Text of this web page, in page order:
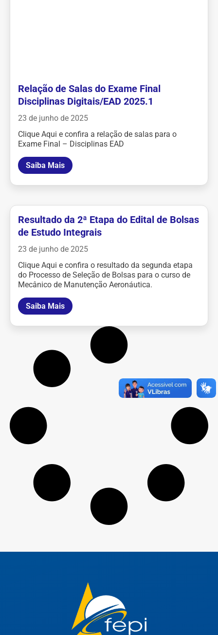
Relação de Salas do Exame Final
Disciplinas Digitais/EAD 2025.1
23 de junho de 2025
Clique Aqui e confira a relação de salas para o
Exame Final – Disciplinas EAD
Saiba Mais
Resultado da 2ª Etapa do Edital de Bolsas
de Estudo Integrais
23 de junho de 2025
Clique Aqui e confira o resultado da segunda etapa
do Processo de Seleção de Bolsas para o curso de
Mecânico de Manutenção Aeronáutica.
Saiba Mais